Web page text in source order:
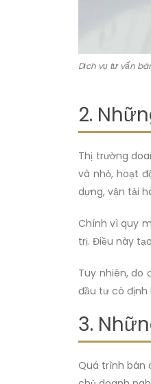
Dịch vụ tư vấn
2.
Thị trường
và nhỏ, hoạt
dựng, vận tải
Chính vì quy
trị. Điều này
Tuy nhiên, do
đầu tư có định
3.
Quá trình bán